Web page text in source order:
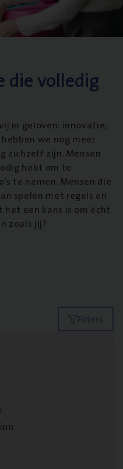
die volledig
in geloven: innovatie,
we nog meer
zichzelf zijn. Mensen
hebt om te
te nemen. Mensen die
spelen met regels en
een kans is om écht
zoals jij?
Filters
Part­ner in